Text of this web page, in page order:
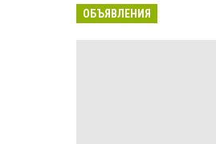
ОБЪЯВЛЕНИЯ